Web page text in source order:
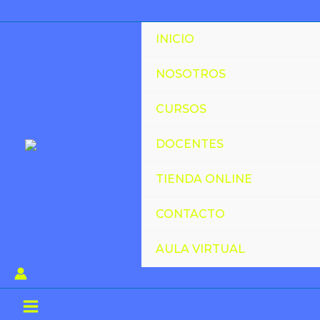
al
INICIO
NOSOTROS
CURSOS
DOCENTES
TIENDA ONLINE
CONTACTO
AULA VIRTUAL
Main